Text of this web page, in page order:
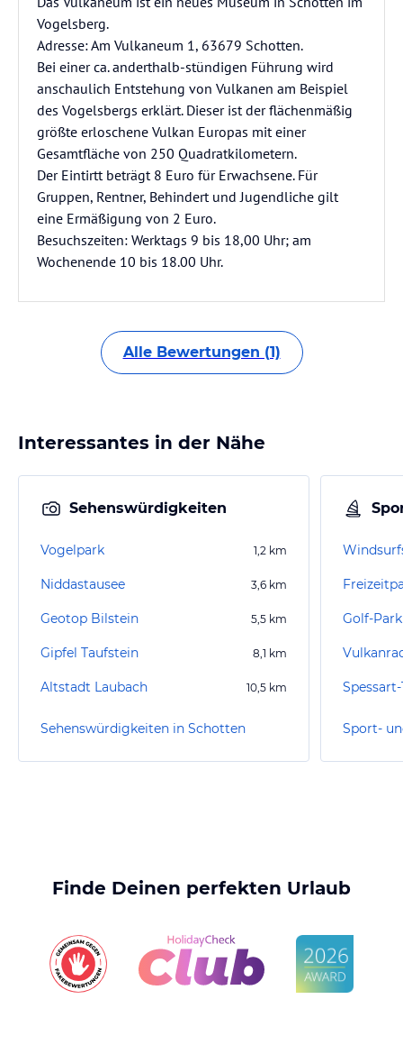
Vogelsberg.
Adresse: Am Vulkaneum 1, 63679 Schotten.
Bei einer ca. anderthalb-stündigen Führung wird
anschaulich Entstehung von Vulkanen am Beispiel
des Vogelsbergs erklärt. Dieser ist der flächenmäßig
größte erloschene Vulkan Europas mit einer
Gesamtfläche von 250 Quadratkilometern.
Der Eintirtt beträgt 8 Euro für Erwachsene. Für
Gruppen, Rentner, Behindert und Jugendliche gilt
eine Ermäßigung von 2 Euro.
Besuchszeiten: Werktags 9 bis 18,00 Uhr; am
Wochenende 10 bis 18.00 Uhr.
Alle Bewertungen (1)
Interessantes in der Nähe
Sehenswürdigkeiten
Vogelpark 1,2 km
Niddastausee 3,6 km
Geotop Bilstein 5,5 km
Gipfel Taufstein 8,1 km
Altstadt Laubach 10,5 km
Sehenswürdigkeiten in Schotten
Golf-
Finde Deinen perfekten Urlaub